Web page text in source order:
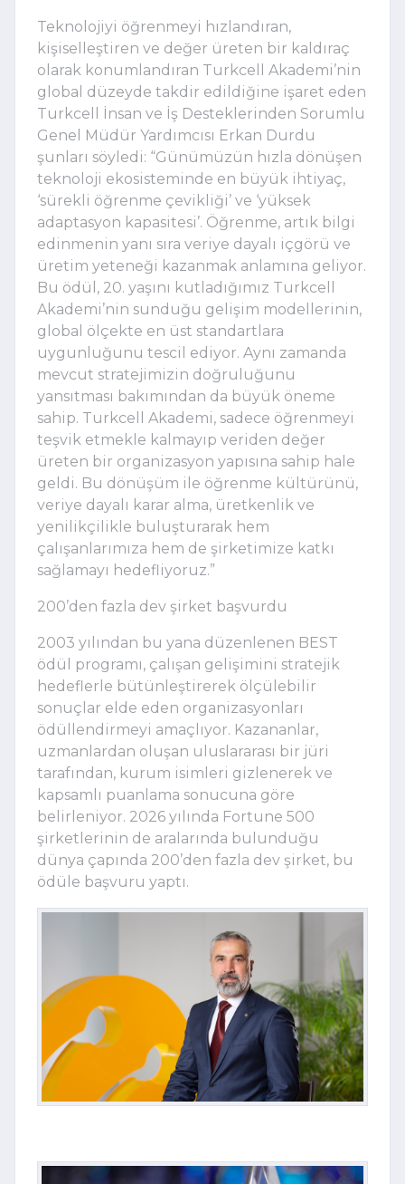
Teknolojiyi öğrenmeyi hızlandıran,
kişiselleştiren ve değer üreten bir kaldıraç
olarak konumlandıran Turkcell Akademi’nin
global düzeyde takdir edildiğine işaret eden
Turkcell İnsan ve İş Desteklerinden Sorumlu
Genel Müdür Yardımcısı Erkan Durdu
şunları söyledi: “Günümüzün hızla dönüşen
teknoloji ekosisteminde en büyük ihtiyaç,
‘sürekli öğrenme çevikliği’ ve ‘yüksek
adaptasyon kapasitesi’. Öğrenme, artık bilgi
edinmenin yanı sıra veriye dayalı içgörü ve
üretim yeteneği kazanmak anlamına geliyor.
Bu ödül, 20. yaşını kutladığımız Turkcell
Akademi’nin sunduğu gelişim modellerinin,
global ölçekte en üst standartlara
uygunluğunu tescil ediyor. Aynı zamanda
mevcut stratejimizin doğruluğunu
yansıtması bakımından da büyük öneme
sahip. Turkcell Akademi, sadece öğrenmeyi
teşvik etmekle kalmayıp veriden değer
üreten bir organizasyon yapısına sahip hale
geldi. Bu dönüşüm ile öğrenme kültürünü,
veriye dayalı karar alma, üretkenlik ve
yenilikçilikle buluşturarak hem
çalışanlarımıza hem de şirketimize katkı
sağlamayı hedefliyoruz.”
200’den fazla dev şirket başvurdu
2003 yılından bu yana düzenlenen BEST
ödül programı, çalışan gelişimini stratejik
hedeflerle bütünleştirerek ölçülebilir
sonuçlar elde eden organizasyonları
ödüllendirmeyi amaçlıyor. Kazananlar,
uzmanlardan oluşan uluslararası bir jüri
tarafından, kurum isimleri gizlenerek ve
kapsamlı puanlama sonucuna göre
belirleniyor. 2026 yılında Fortune 500
şirketlerinin de aralarında bulunduğu
dünya çapında 200’den fazla dev şirket, bu
ödüle başvuru yaptı.